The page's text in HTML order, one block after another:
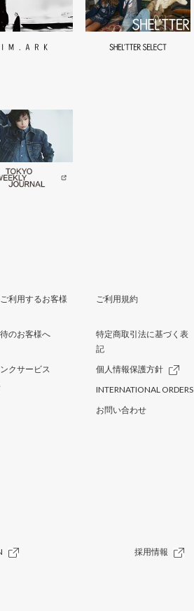
利用するお客様
ご利用規約
のお客様へ
特定商取引法に基づく表
記
クサービス
個人情報保護方針
INTERNATIONAL ORDERS
お問い合わせ
採用情報